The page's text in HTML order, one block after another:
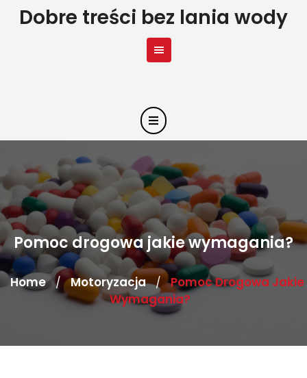
SkipDobre treści bez lania wody
Pomoc drogowa jakie wymagania?
Home / Motoryzacja /
Pomoc Drogowa Jakie
Wymagania?